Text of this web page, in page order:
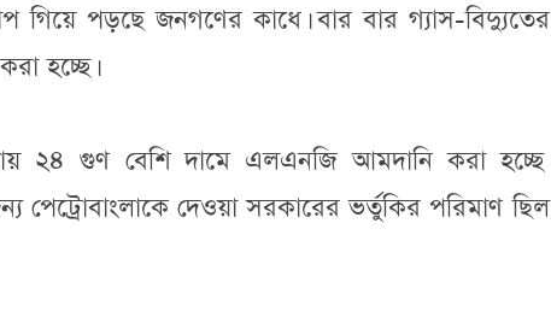
গিয়ে পড়ছে জনগণের কাধে। বার বার গ্যাস-বিদ্যুতের
হচ্ছে।
২৪ গুণ বেশি দামে এলএনজি আমদানি করা হচ্ছে।
দেওয়া সরকারের ভর্তুকির পরিমাণ ছিল